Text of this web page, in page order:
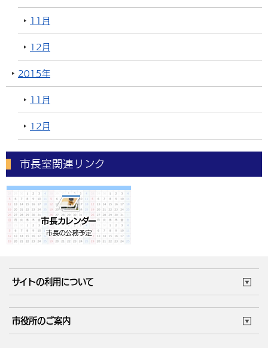
11月
12月
2015年
11月
12月
市長室関連リンク
サイトの利用について
市役所のご案内